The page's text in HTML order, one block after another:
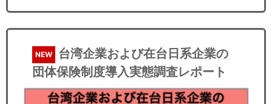
NEW
台湾企業および在台日系企業の
団体保険制度導入実態調査レポート